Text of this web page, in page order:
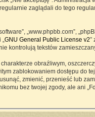
zaglądali do tego
software”, „www.phpbb.com”,
„GNU General Public License v2”
kontrolują tekstów
obraźliwym,
zablokowaniem dostępu do
zmienić, przenieść lub
bez twojej zgody, ale ani